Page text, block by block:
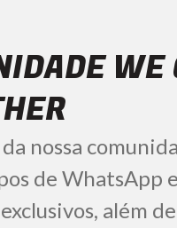
WE
nossa
de WhatsApp
além